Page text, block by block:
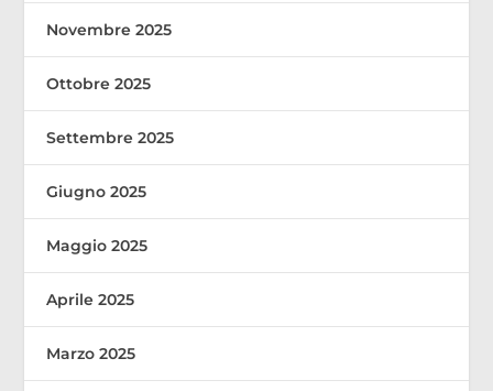
Novembre 2025
Ottobre 2025
Settembre 2025
Giugno 2025
Maggio 2025
Aprile 2025
Marzo 2025